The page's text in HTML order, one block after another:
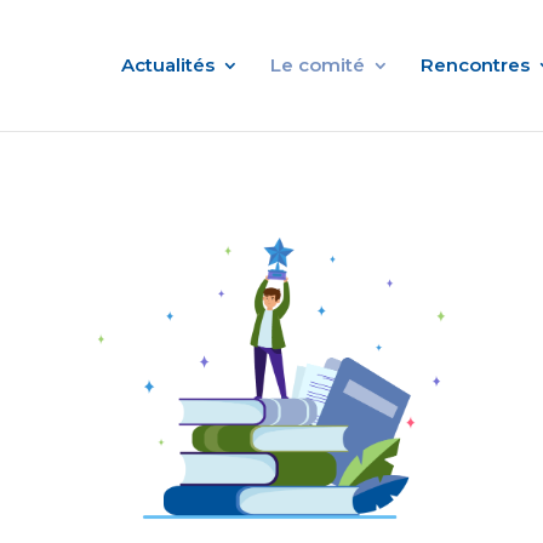
Actualités Le comité Rencontres